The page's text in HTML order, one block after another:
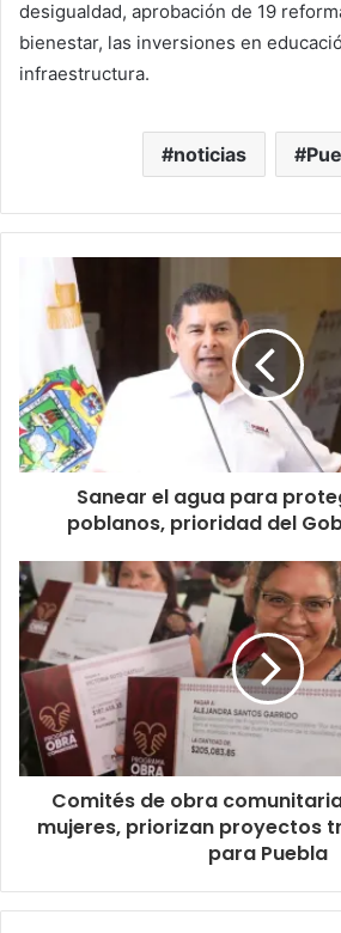
desigualdad, aprobación de 19
bienestar, las inversiones en
infraestructura.
noticias
Sanear el agua para
poblanos, prioridad del
Comités de obra
mujeres, priorizan proyectos
para Puebla